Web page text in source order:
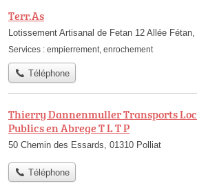
Terr.As
Lotissement Artisanal de Fetan 12 Allée
Services : empierrement, enrochement
Téléphone
Thierry Dannenmuller Transports
Publics en Abrege T L T P
50 Chemin des Essards, 01310 Polliat
Téléphone